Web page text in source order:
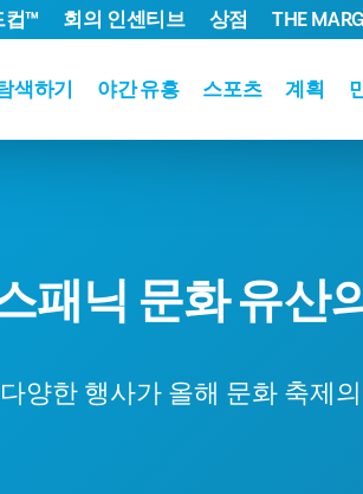
색하기 야간 유흥 스포츠 계획
컵™ 회의 인센티브 상점 THE
패닉 문화 유산
양한 행사가 올해 문화 축제